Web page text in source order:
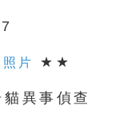
片 ★★
異事偵查